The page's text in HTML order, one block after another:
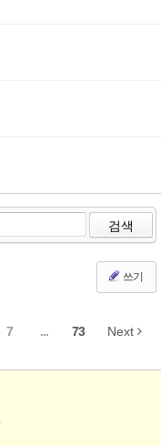
검색
쓰기
7 ... 73 Next